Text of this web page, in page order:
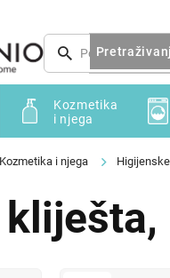
Kozmetika
i njega
Kozmetika i njega